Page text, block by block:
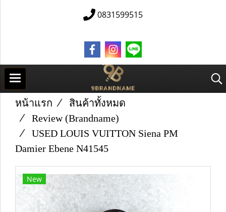
0831599515
หน้าแรก
สินค้าทั้งหมด
Review (Brandname)
U​S​E​D LOUIS​ V​U​IT​T​O​N Siena PM
Damier Ebene N41545
New